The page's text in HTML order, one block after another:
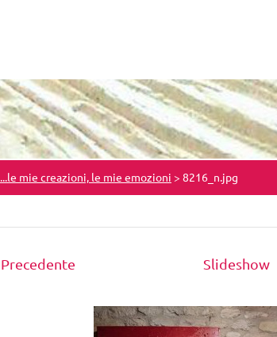
...le mie creazioni, le mie emozioni > 8216_n.jpg
Precedente Slideshow